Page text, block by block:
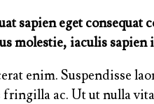
sapien eget
molestie, iaculis sapien
enim. Suspendisse
fringilla ac. Ut ut nulla